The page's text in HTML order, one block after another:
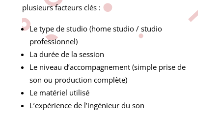
plusieurs facteurs clés :
Le type de studio (home studio / studio
professionnel)
La durée de la session
Le niveau d’accompagnement (simple prise de
son ou production complète)
Le matériel utilisé
L’expérience de l’ingénieur du son